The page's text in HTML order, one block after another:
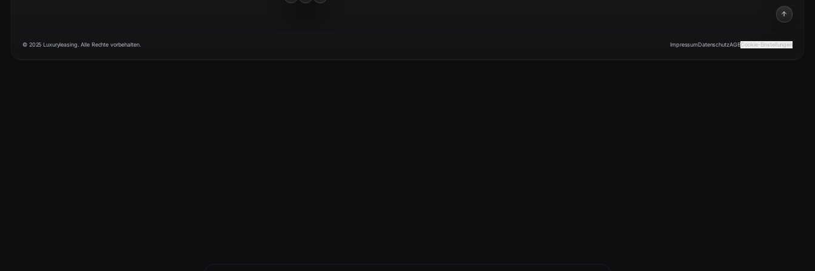
© 2025 Luxuryleasing. Alle Rechte vorbehalten. ImpressumDatenschutzAGBCookie-Einstellungen